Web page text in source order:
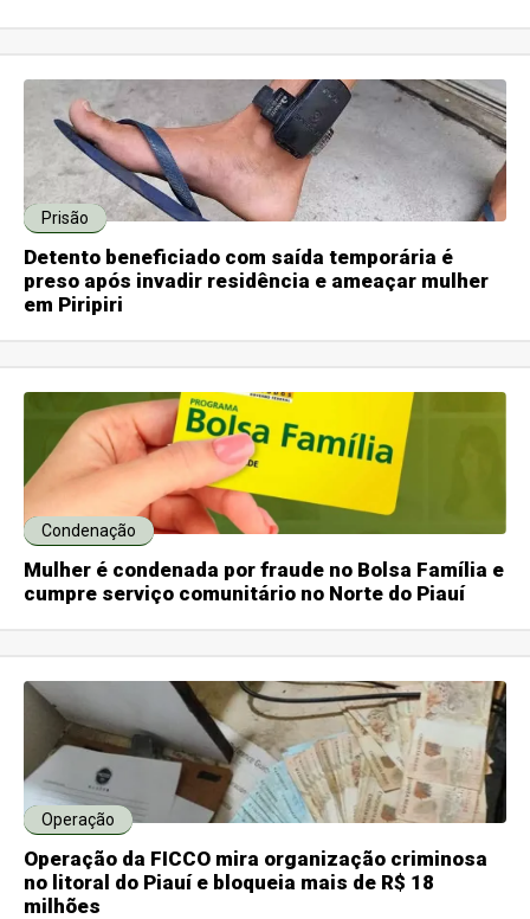
Prisão
Detento beneficiado com saída temporária é
preso após invadir residência e ameaçar mulher
em Piripiri
Condenação
Mulher é condenada por fraude no Bolsa Família e
cumpre serviço comunitário no Norte do Piauí
Operação
Operação da FICCO mira organização criminosa
no litoral do Piauí e bloqueia mais de R$ 18
milhões